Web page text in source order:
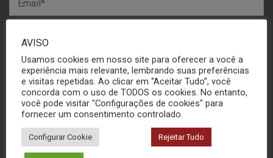
AVISO
Usamos cookies em nosso site para oferecer a você a
experiência mais relevante, lembrando suas preferências
e visitas repetidas. Ao clicar em “Aceitar Tudo”, você
concorda com o uso de TODOS os cookies. No entanto,
você pode visitar "Configurações de cookies" para
fornecer um consentimento controlado.
Configurar Cookie Rejeitar Tudo